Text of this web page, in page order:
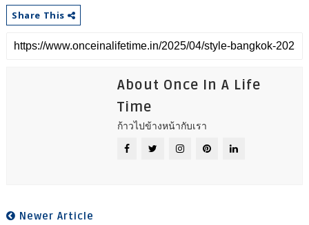
Share This
About Once In A Life
Time
ก้าวไปข้างหน้ากับเรา
Newer Article